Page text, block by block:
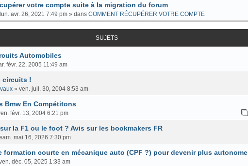
votre compte suite à la migration du forum
lun. avr. 26, 2021 7:49 pm » dans COMMENT RÉCUPÉRER VOTRE COMPTE
SUJETS
Automobiles
févr. 22, 2005 11:49 am
circuits !
» ven. juil. 30, 2004 8:53 am
Bmw En Compétitons
févr. 13, 2004 6:21 pm
la F1 ou le foot ? Avis sur les bookmakers FR
sam. mai 16, 2026 7:30 pm
formation courte en mécanique auto (CPF ?) pour devenir plus autonome
déc. 05, 2025 1:33 am